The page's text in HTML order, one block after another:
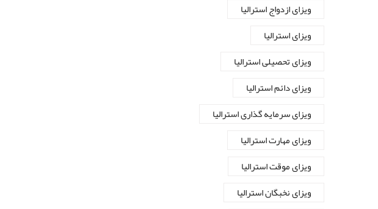
ویزای ازدواج استرالیا
ویزای استرالیا
ویزای تحصیلی استرالیا
ویزای دائم استرالیا
ویزای سرمایه گذاری استرالیا
ویزای مهارت استرالیا
ویزای موقت استرالیا
ویزای نخبگان استرالیا